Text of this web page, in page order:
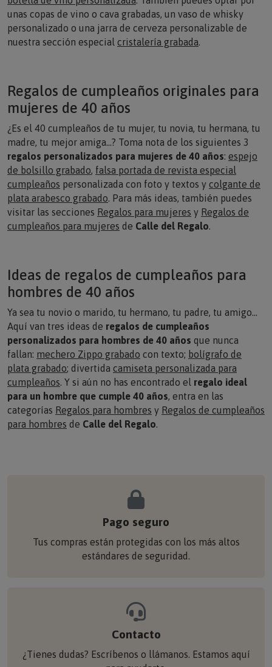
unas copas de vino o cava grabadas, un vaso de whisky
personalizado o una jarra de cerveza personalizable de
nuestra sección especial cristalería grabada.
Regalos de cumpleaños originales para
mujeres de 40 años
madre, tu mejor amiga…? Toma nota de los siguientes 3
regalos personalizados para mujeres de 40 años:espejo
de bolsillo grabado,falsa portada de revista especial
cumpleañospersonalizada con foto y textos ycolgante de
plata arabesco grabado. Para más ideas, también puedes
visitar las seccionesRegalos para mujeresyRegalos de
cumpleaños para mujeresdeCalle del Regalo.
Ideas de regalos de cumpleaños para
hombres de 40 años
Aquí van tres ideas deregalos de cumpleaños
personalizados para hombres de 40 añosque nunca
fallan:mechero Zippo grabado con texto;bolígrafo de
plata grabado; divertidacamiseta personalizada para
cumpleaños. Y si aún no has encontrado elregalo ideal
para un hombre que cumple 40 años, entra en las
categoríasRegalos para hombresyRegalos de cumpleaños
para hombresdeCalle del Regalo.
estándares de seguridad.
para ayudarte.